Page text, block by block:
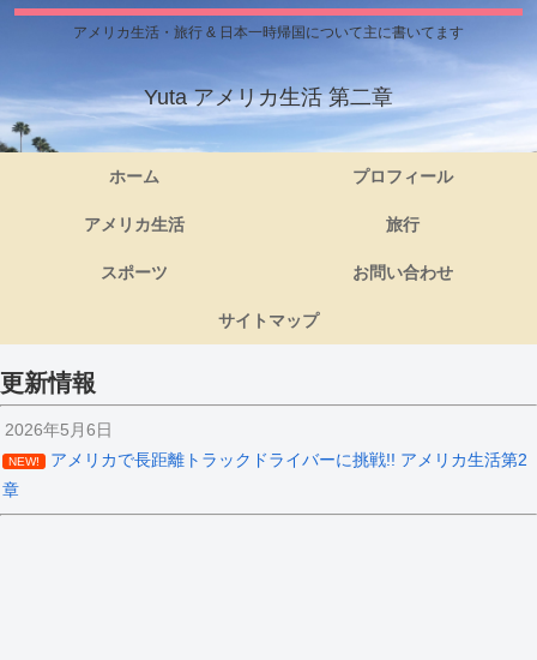
アメリカ生活・旅行 & 日本一時帰国について主に書いてます
Yuta アメリカ生活 第二章
ホーム プロフィール
アメリカ生活 旅行
スポーツ お問い合わせ
サイトマップ
更新情報
2026年5月6日
NEW!
アメリカで長距離トラックドライバーに挑戦!! アメリカ生活第2
章